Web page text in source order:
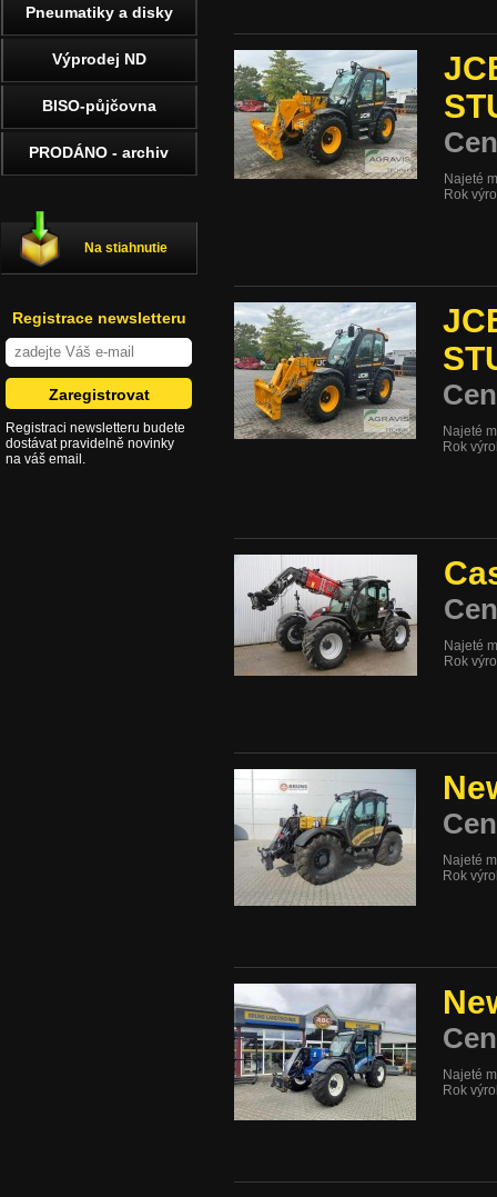
Najeté
Rok
Najeté
Rok
Najeté
Rok
Najeté
Rok
Najeté
Rok
Pneumatiky a disky
Výprodej ND
BISO-půjčovna
PRODÁNO - archiv
Na stiahnutie
Registrace newsletteru
Registraci newsletteru budete
dostávat pravidelně novinky
na váš email.